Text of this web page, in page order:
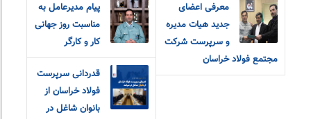
معرفی اعضای
جدید هیات مدیره
و سرپرست شرکت
مجتمع فولاد خراسان
پیام مدیرعامل به
مناسبت روز جهانی
کار و کارگر
قدردانی سرپرست
فولاد خراسان از
بانوان شاغل در